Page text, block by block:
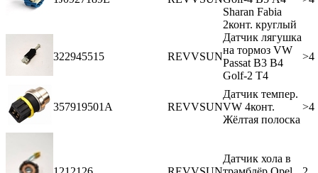
Sharan Fabia
2конт. круглый
322945515 REVVSUN
Датчик лягушка
на тормоз VW
Passat B3 B4
Golf-2 Т4
>4
357919501A REVVSUN
Датчик темпер.
VW 4конт.
Жёлтая полоска
>4
Датчик хола в